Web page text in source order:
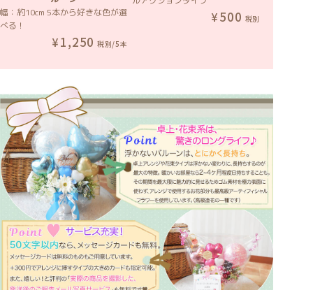
幅：約10cm 5本から好きな色が選
べる！
1,250 税別/5本
500 税別